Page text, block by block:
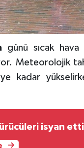
günü sıcak
Meteorolojik
kadar
isyan